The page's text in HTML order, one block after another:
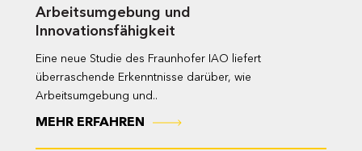
Arbeitsumgebung und
Innovationsfähigkeit
Eine neue Studie des Fraunhofer IAO liefert
überraschende Erkenntnisse darüber, wie
Arbeitsumgebung und..
MEHR ERFAHREN